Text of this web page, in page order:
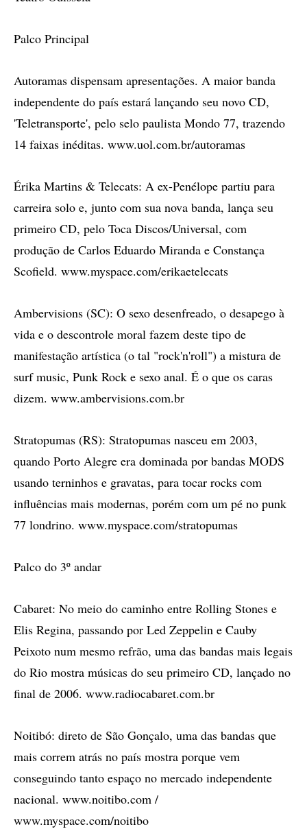
Palco Principal
Autoramas dispensam apresentações. A maior banda
independente do país estará lançando seu novo CD,
'Teletransporte', pelo selo paulista Mondo 77, trazendo
14 faixas inéditas. www.uol.com.br/autoramas
Érika Martins & Telecats: A ex-Penélope partiu para
carreira solo e, junto com sua nova banda, lança seu
primeiro CD, pelo Toca Discos/Universal, com
produção de Carlos Eduardo Miranda e Constança
Scofield. www.myspace.com/erikaetelecats
Ambervisions (SC): O sexo desenfreado, o desapego à
vida e o descontrole moral fazem deste tipo de
manifestação artística (o tal "rock'n'roll") a mistura de
surf music, Punk Rock e sexo anal. É o que os caras
dizem. www.ambervisions.com.br
Stratopumas (RS): Stratopumas nasceu em 2003,
quando Porto Alegre era dominada por bandas MODS
usando terninhos e gravatas, para tocar rocks com
influências mais modernas, porém com um pé no punk
77 londrino. www.myspace.com/stratopumas
Palco do 3º andar
Cabaret: No meio do caminho entre Rolling Stones e
Elis Regina, passando por Led Zeppelin e Cauby
Peixoto num mesmo refrão, uma das bandas mais legais
do Rio mostra músicas do seu primeiro CD, lançado no
final de 2006. www.radiocabaret.com.br
Noitibó: direto de São Gonçalo, uma das bandas que
mais correm atrás no país mostra porque vem
conseguindo tanto espaço no mercado independente
nacional. www.noitibo.com /
www.myspace.com/noitibo